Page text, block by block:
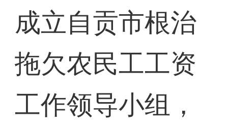
成立自贡市根治
拖欠农民工工资
工作领导小组，